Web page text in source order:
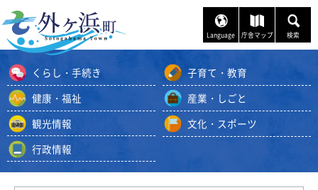
ナ
ビ
ゲ
シ
ョ
ン
ス
キ
ッ
Language 庁舎マップ 検索
くらし・手続き
子育て・教育
健康・福祉
産業・しごと
観光情報
文化・スポーツ
行政情報